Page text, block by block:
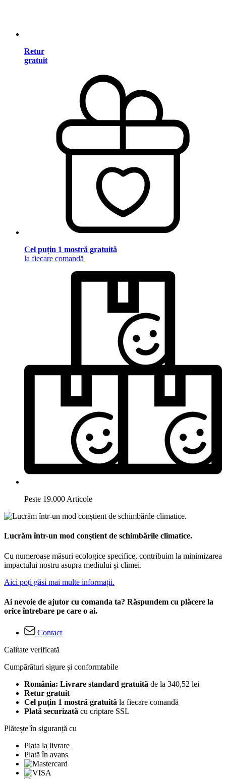
Retur
gratuit
Cel puțin 1 mostră gratuită
la fiecare comandă
Peste 19.000 Articole
Lucrăm într-un mod conștient de schimbările climatice.
Cu numeroase măsuri ecologice specifice, contribuim la minimizarea
impactului nostru asupra mediului și climei.
Aici poți găsi mai multe informații.
Ai nevoie de ajutor cu comanda ta? Răspundem cu plăcere la
orice întrebare pe care o ai.
Contact
Calitate verificată
Cumpărături sigure și conformtabile
România: Livrare standard gratuită de la 340,52 lei
Retur gratuit
Cel puțin 1 mostră gratuită la fiecare comandă
Plată securizată cu criptare SSL
Plătește în siguranță cu
Plata la livrare
Plată în avans